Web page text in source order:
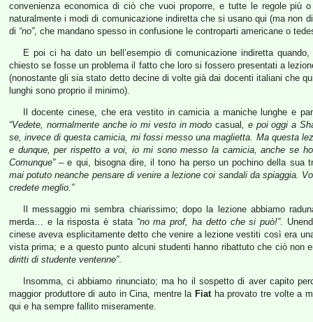
convenienza economica di ciò che vuoi proporre, e tutte le regole più
naturalmente i modi di comunicazione indiretta che si usano qui (ma non
di “no”, che mandano spesso in confusione le controparti americane o
E poi ci ha dato un bell’esempio di comunicazione indiretta
chiesto se fosse un problema il fatto che loro si fossero presentati a
(nonostante gli sia stato detto decine di volte già dai docenti italiani che
lunghi sono proprio il minimo).
Il docente cinese, che era vestito in camicia a maniche lunghe e
“Vedete, normalmente anche io mi vesto in modo casual
, e poi oggi a
se, invece di questa camicia, mi fossi messo una maglietta. Ma questa
e dunque, per rispetto a voi, io mi sono messo la camicia, anche se
Comunque”– e qui, bisogna dire, il tono ha perso un pochino della sua
mai potuto neanche pensare di venire a lezione coi sandali da spiaggia.
credete meglio.”
Il messaggio mi sembra chiarissimo; dopo la lezione abbiamo
merda… e la risposta è stata“no ma prof, ha detto che si può!”.
cinese aveva esplicitamente detto che venire a lezione vestiti così era
vista prima; e a questo punto alcuni studenti hanno ribattuto che ciò
diritti di studente ventenne”.
Insomma, ci abbiamo rinunciato; ma ho il sospetto di aver capito
maggior produttore di auto in Cina, mentre la Fiat ha provato tre volte a
qui e ha sempre fallito miseramente.